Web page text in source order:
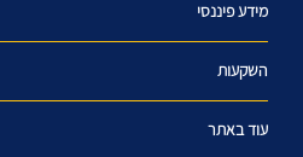
מידע פיננסי
השקעות
עוד באתר